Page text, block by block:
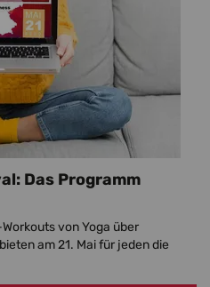
Das Programm
Workouts von Yoga über
am 21. Mai für jeden die